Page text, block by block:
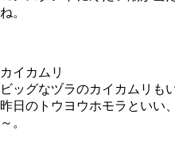
ね。
カイカムリ
ビッグなヅラのカイカムリも
昨日のトウヨウホモラといい
～。